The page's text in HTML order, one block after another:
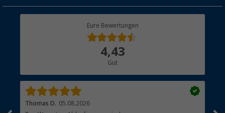
Rücksendung
Eure Bewertungen
4,43
Gut
Thomas D. 05.08.2026